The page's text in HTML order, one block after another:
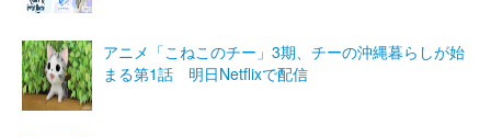
アニメ「こねこのチー」3期、チーの沖縄暮らしが始
まる第1話 明日Netflixで配信